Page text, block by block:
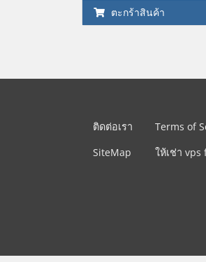
ตะกร้าสินค้า
ติดต่อเรา
SiteMap
Terms of
ให้เช่า